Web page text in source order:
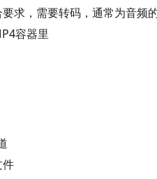
求，需要转码，通常为音频
容器里
件